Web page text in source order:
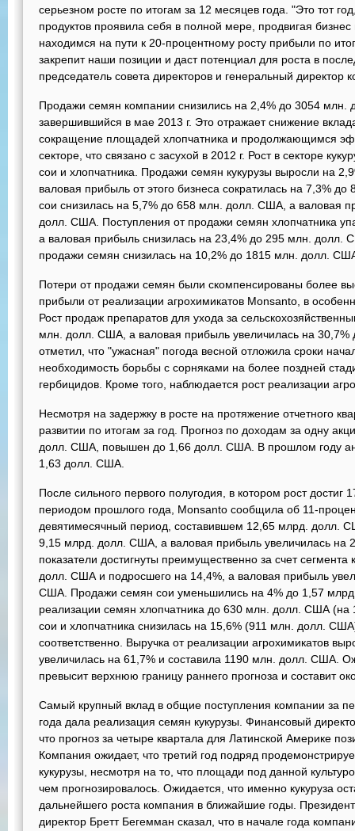
серьезном росте по итогам за 12 месяцев года. "Это тот
продуктов проявила себя в полной мере, продвигая
находимся на пути к 20-процентному росту прибыли по
закрепит наши позиции и даст потенциал для роста в
председатель совета директоров и генеральный директор
Продажи семян компании снизились на 2,4% до 3054
завершившийся в мае 2013 г. Это отражает снижение
сокращение площадей хлопчатника и продолжающимся
секторе, что связано с засухой в 2012 г. Рост в секторе
сои и хлопчатника. Продажи семян кукурузы выросли на
валовая прибыль от этого бизнеса сократилась на 7,3%
сои снизилась на 5,7% до 658 млн. долл. США, а валовая
долл. США. Поступления от продажи семян хлопчатника
а валовая прибыль снизилась на 23,4% до 295 млн.
продажи семян снизилась на 10,2% до 1815 млн. долл.
Потери от продажи семян были скомпенсированы более
прибыли от реализации агрохимикатов Monsanto, в
Рост продаж препаратов для ухода за
млн. долл. США, а валовая прибыль увеличилась на
отметил, что "ужасная" погода весной отложила сроки
необходимость борьбы с сорняками на более поздней
гербицидов. Кроме того, наблюдается рост реализации
Несмотря на задержку в росте на протяжение отчетного
развитии по итогам за год. Прогноз по доходам за одну
долл. США, повышен до 1,66 долл. США. В прошлом году
1,63 долл. США.
После сильного первого полугодия, в котором рост
периодом прошлого года, Monsanto сообщила об 11-
девятимесячный период, составившем 12,65 млрд. долл.
9,15 млрд. долл. США, а валовая прибыль увеличилась
показатели достигнуты преимущественно за счет
долл. США и подросшего на 14,4%, а валовая прибыль
США. Продажи семян сои уменьшились на 4% до 1,57
реализации семян хлопчатника до 630 млн. долл. США (на
сои и хлопчатника снизилась на 15,6% (911 млн. долл.
соответственно. Выручка от реализации агрохимикатов
увеличилась на 61,7% и составила 1190 млн. долл. США.
превысит верхнюю границу раннего прогноза и составит
Самый крупный вклад в общие поступления компании за
года дала реализация семян кукурузы. Финансовый
что прогноз за четыре квартала для Латинской Америке
Компания ожидает, что третий год подряд
кукурузы, несмотря на то, что площади под данной
чем прогнозировалось. Ожидается, что именно кукуруза
дальнейшего роста компания в ближайшие годы.
директор Бретт Бегемман сказал, что в начале года